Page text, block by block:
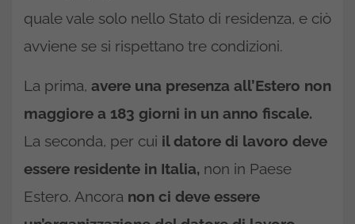
quale vale solo nello Stato di residenza, e ciò
avviene se si rispettano tre condizioni.
La prima, avere una presenza all’Estero non
maggiore a 183 giorni in un anno fiscale.
La seconda, per cui il datore di lavoro deve
essere residente in Italia, non in Paese
Estero. Ancora non ci deve essere